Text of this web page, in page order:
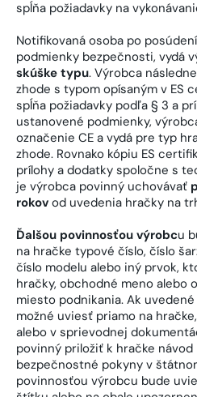
spĺňa požiadavky na
Notifikovaná osoba po
podmienky bezpečnosti, vydá
skúške typu. Výrobca
zhode s typom opísaným v ES
spĺňa požiadavky podľa § 3 a
ustanovené podmienky,
označenie CE a vydá pre typ
zhode. Rovnako kópiu ES
prílohy a dodatky spoločne s
je výrobca povinný uchovávať
rokov od uvedenia hračky na
Ďalšou povinnosťou výrobcu
na hračke typové číslo, číslo
číslo modelu alebo iný prvok,
hračky, obchodné meno alebo
miesto podnikania. Ak
možné uviesť priamo na
alebo v sprievodnej
povinný priložiť k hračke návod
bezpečnostné pokyny v
povinnosťou výrobcu bude